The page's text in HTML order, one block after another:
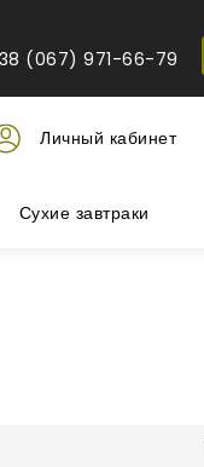
(067) 971-66-79
Личный кабинет
Сухие завтраки